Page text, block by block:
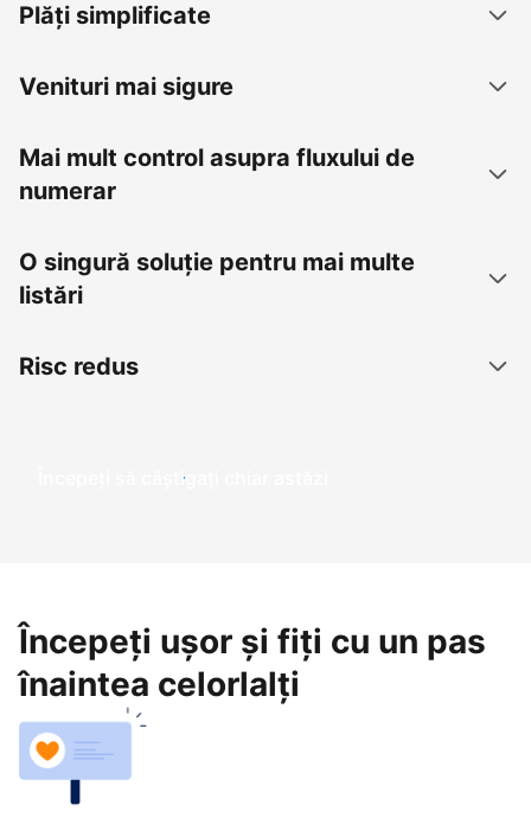
Plăți simplificate
Venituri mai sigure
Mai mult control asupra fluxului de
numerar
O singură soluție pentru mai multe
listări
Risc redus
Începeți să câștigați chiar astăzi
Începeți ușor și fiți cu un pas
înaintea celorlalți